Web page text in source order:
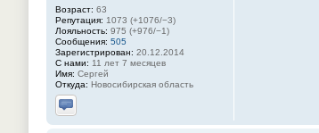
Возраст: 63
Репутация: 1073 (+1076/−3)
Лояльность: 975 (+976/−1)
Сообщения: 505
Зарегистрирован: 20.12.2014
С нами: 11 лет 7 месяцев
Имя: Сергей
Откуда: Новосибирская область
Отправить личное сообщение